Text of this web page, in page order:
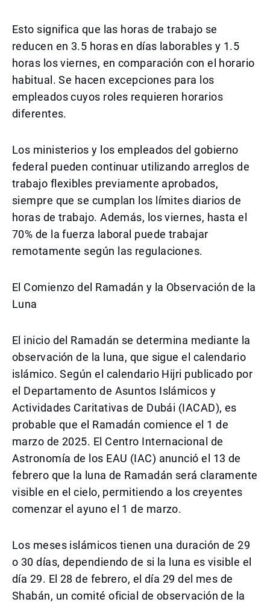
Esto significa que las horas de trabajo se
reducen en 3.5 horas en días laborables y 1.5
horas los viernes, en comparación con el horario
habitual. Se hacen excepciones para los
empleados cuyos roles requieren horarios
diferentes.
Los ministerios y los empleados del gobierno
federal pueden continuar utilizando arreglos de
trabajo flexibles previamente aprobados,
siempre que se cumplan los límites diarios de
horas de trabajo. Además, los viernes, hasta el
70% de la fuerza laboral puede trabajar
remotamente según las regulaciones.
El Comienzo del Ramadán y la Observación de la
Luna
El inicio del Ramadán se determina mediante la
observación de la luna, que sigue el calendario
islámico. Según el calendario Hijri publicado por
el Departamento de Asuntos Islámicos y
Actividades Caritativas de Dubái (IACAD), es
probable que el Ramadán comience el 1 de
marzo de 2025. El Centro Internacional de
Astronomía de los EAU (IAC) anunció el 13 de
febrero que la luna de Ramadán será claramente
visible en el cielo, permitiendo a los creyentes
comenzar el ayuno el 1 de marzo.
Los meses islámicos tienen una duración de 29
o 30 días, dependiendo de si la luna es visible el
día 29. El 28 de febrero, el día 29 del mes de
Shabán, un comité oficial de observación de la